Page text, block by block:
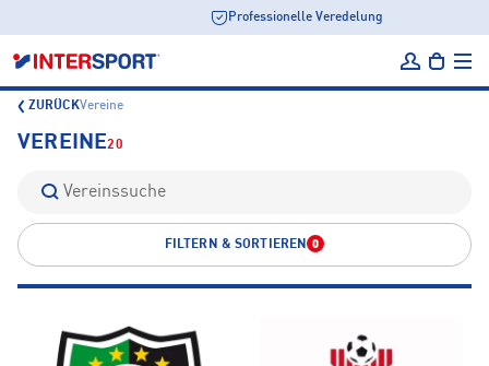
Professionelle Veredelung
ZURÜCKVereine
VEREINE20
FILTERN & SORTIEREN 0